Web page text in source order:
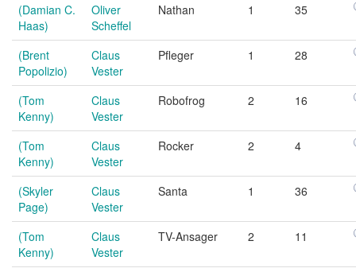
(Damian C.
Haas)
Oliver
Scheffel
Nathan 1 35
(Brent
Popolizio)
Claus
Vester
Pfleger 1 28
(Tom
Kenny)
Claus
Vester
Robofrog 2 16
(Tom
Kenny)
Claus
Vester
Rocker 2 4
(Skyler
Page)
Claus
Vester
Santa 1 36
(Tom
Kenny)
Claus
Vester
TV-Ansager 2 11